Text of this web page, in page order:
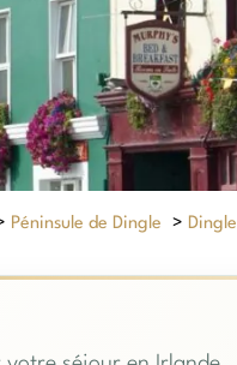
Péninsule de Dingle > Dingle